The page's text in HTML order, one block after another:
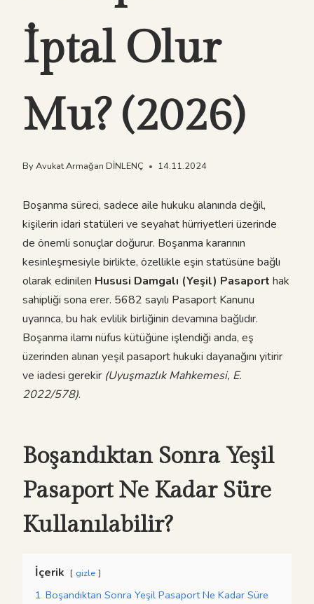
İptal Olur
Mu? (2026)
ByAvukat Armağan DİNLENÇ 14.11.2024
Boşanma süreci, sadece aile hukuku alanında değil,
kişilerin idari statüleri ve seyahat hürriyetleri üzerinde
de önemli sonuçlar doğurur. Boşanma kararının
kesinleşmesiyle birlikte, özellikle eşin statüsüne bağlı
olarak edinilen Hususi Damgalı (Yeşil) Pasaport hak
sahipliği sona erer. 5682 sayılı Pasaport Kanunu
uyarınca, bu hak evlilik birliğinin devamına bağlıdır.
Boşanma ilamı nüfus kütüğüne işlendiği anda, eş
üzerinden alınan yeşil pasaport hukuki dayanağını yitirir
ve iadesi gerekir (Uyuşmazlık Mahkemesi, E.
2022/578).
Boşandıktan Sonra Yeşil
Pasaport Ne Kadar Süre
Kullanılabilir?
İçerik gizle
1 Boşandıktan Sonra Yeşil Pasaport Ne Kadar Süre